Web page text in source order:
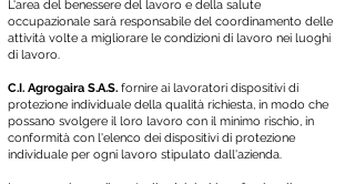
L'area del benessere del lavoro e della salute
occupazionale sarà responsabile del coordinamento delle
attività volte a migliorare le condizioni di lavoro nei luoghi
di lavoro.
C.I. Agrogaira S.A.S. fornire ai lavoratori dispositivi di
protezione individuale della qualità richiesta, in modo che
possano svolgere il loro lavoro con il minimo rischio, in
conformità con l'elenco dei dispositivi di protezione
individuale per ogni lavoro stipulato dall'azienda.